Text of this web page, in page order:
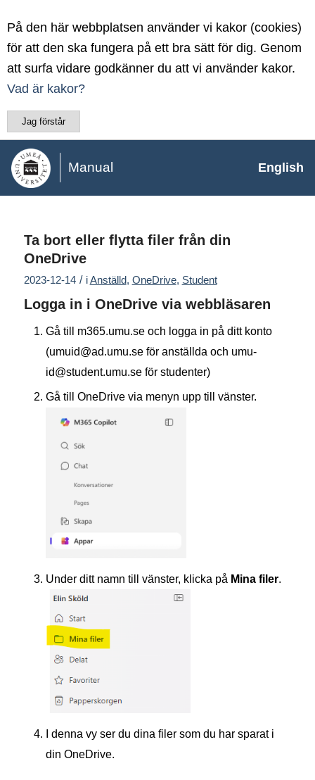
På den här webbplatsen använder vi kakor (cookies)
för att den ska fungera på ett bra sätt för dig. Genom
att surfa vidare godkänner du att vi använder kakor.
Vad är kakor?
Jag förstår
Manual English
Ta bort eller flytta filer från din
OneDrive
2023-12-14 / iAnställd, OneDrive, Student
Logga in i OneDrive via webbläsaren
Gå till m365.umu.se och logga in på ditt konto
(umuid@ad.umu.se för anställda och umu-
id@student.umu.se för studenter)
Gå till OneDrive via menyn upp till vänster.
Under ditt namn till vänster, klicka på Mina filer.
I denna vy ser du dina filer som du har sparat i
din OneDrive.